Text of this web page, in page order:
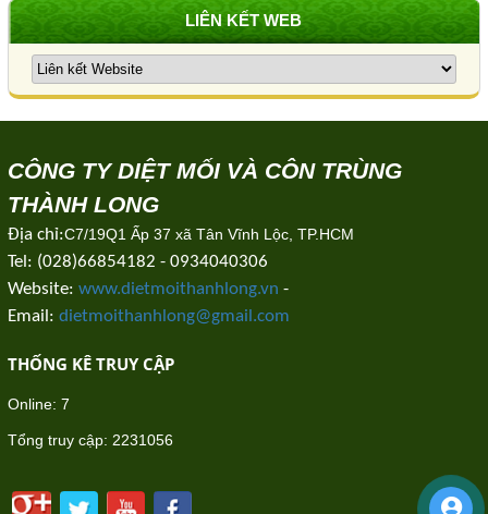
LIÊN KẾT WEB
CÔNG TY DIỆT MỐI VÀ CÔN TRÙNG
THÀNH LONG
Địa chỉ:C7/19Q1 Ấp 37 xã Tân Vĩnh Lộc, TP.HCM
Tel: (028)66854182 - 0934040306
Website: www.dietmoithanhlong.vn -
Email: dietmoithanhlong@gmail.com
THỐNG KÊ TRUY CẬP
Online: 7
Tổng truy cập: 2231056